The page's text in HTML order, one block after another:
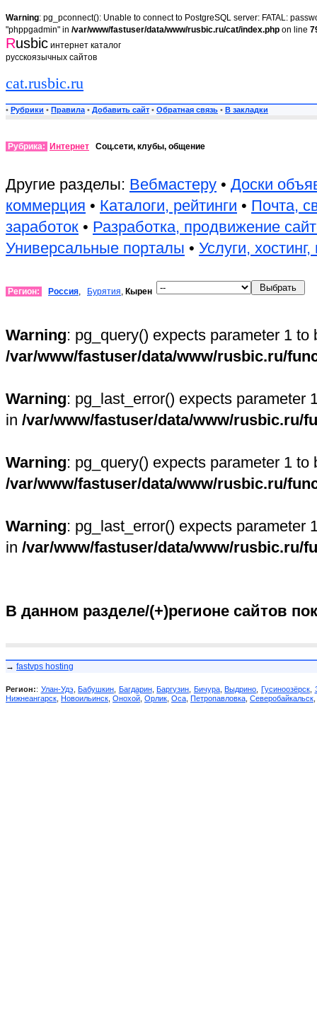
Warning: pg_pconnect(): Unable to connect to PostgreSQL server: FATAL:
"phppgadmin" in /var/www/fastuser/data/www/rusbic.ru/cat/index.php on line
Rusbic интернет каталог
русскоязычных сайтов
cat.rusbic.ru
• Рубрики • Правила • Добавить сайт • Обратная связь • В закладки
Рубрика: Интернет Соц.сети, клубы, общение
Другие разделы: Вебмастеру • Доски
коммерция • Каталоги, рейтинги • Почта,
заработок • Разработка, продвижение
Универсальные порталы • Услуги,
Регион: Россия, Бурятия, Кырен
Warning: pg_query() expects parameter 1
/var/www/fastuser/data/www/rusbic.ru/
Warning: pg_last_error() expects parameter
in /var/www/fastuser/data/www/rusbic.ru/
Warning: pg_query() expects parameter 1
/var/www/fastuser/data/www/rusbic.ru/
Warning: pg_last_error() expects parameter
in /var/www/fastuser/data/www/rusbic.ru/
В данном разделе/(+)регионе сайтов
→ fastvps hosting
Регион:: Улан-Удэ ,Бабушкин Багдарин,Баргузин Бичура,Выдрино Гусиноозёрск,
Нижнеангарск Новоильинск Онохой Орлик Оса Петропавловка Северобайкальск